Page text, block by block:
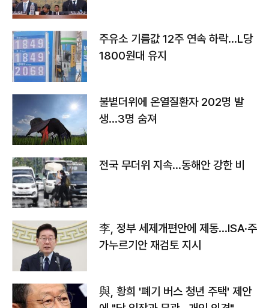
주유소 기름값 12주 연속 하락…L당
1800원대 유지
불볕더위에 온열질환자 202명 발
생…3명 숨져
전국 무더위 지속…동해안 강한 비
李, 정부 세제개편안에 제동…ISA·주
가누르기안 재검토 지시
與, 황희 '폐기 버스 청년 주택' 제안